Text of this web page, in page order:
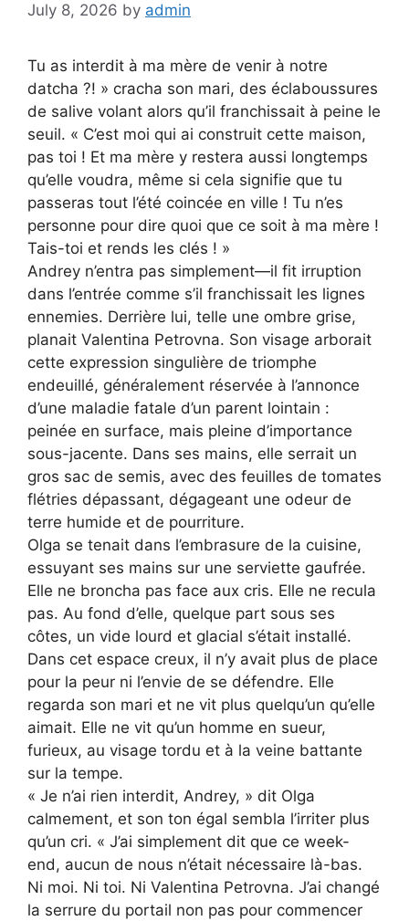
July 8, 2026 by admin
Tu as interdit à ma mère de venir à notre
datcha ?! » cracha son mari, des éclaboussures
de salive volant alors qu’il franchissait à peine le
seuil. « C’est moi qui ai construit cette maison,
pas toi ! Et ma mère y restera aussi longtemps
qu’elle voudra, même si cela signifie que tu
passeras tout l’été coincée en ville ! Tu n’es
personne pour dire quoi que ce soit à ma mère !
Tais-toi et rends les clés ! »
Andrey n’entra pas simplement—il fit irruption
dans l’entrée comme s’il franchissait les lignes
ennemies. Derrière lui, telle une ombre grise,
planait Valentina Petrovna. Son visage arborait
cette expression singulière de triomphe
endeuillé, généralement réservée à l’annonce
d’une maladie fatale d’un parent lointain :
peinée en surface, mais pleine d’importance
sous-jacente. Dans ses mains, elle serrait un
gros sac de semis, avec des feuilles de tomates
flétries dépassant, dégageant une odeur de
terre humide et de pourriture.
Olga se tenait dans l’embrasure de la cuisine,
essuyant ses mains sur une serviette gaufrée.
Elle ne broncha pas face aux cris. Elle ne recula
pas. Au fond d’elle, quelque part sous ses
côtes, un vide lourd et glacial s’était installé.
Dans cet espace creux, il n’y avait plus de place
pour la peur ni l’envie de se défendre. Elle
regarda son mari et ne vit plus quelqu’un qu’elle
aimait. Elle ne vit qu’un homme en sueur,
furieux, au visage tordu et à la veine battante
sur la tempe.
« Je n’ai rien interdit, Andrey, » dit Olga
calmement, et son ton égal sembla l’irriter plus
qu’un cri. « J’ai simplement dit que ce week-
end, aucun de nous n’était nécessaire là-bas.
Ni moi. Ni toi. Ni Valentina Petrovna. J’ai changé
la serrure du portail non pas pour commencer